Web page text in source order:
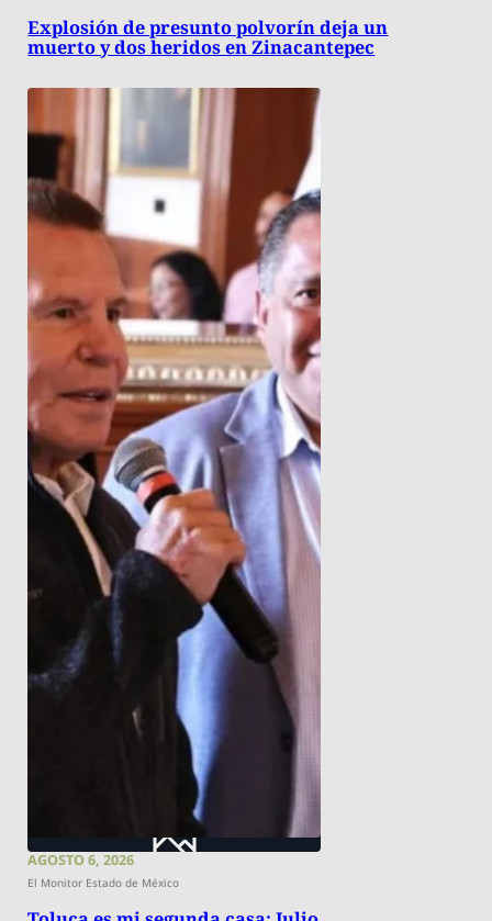
Explosión de presunto polvorín deja un
muerto y dos heridos en Zinacantepec
AGOSTO 6, 2026
El Monitor Estado de México